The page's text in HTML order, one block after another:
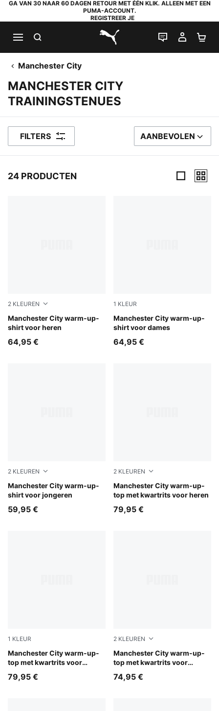
GA VAN 30 NAAR 60 DAGEN RETOUR MET ÉÉN KLIK. ALLEEN MET EEN
PUMA-ACCOUNT.
REGISTREER JE
PUMA.com
LIVE CHAT
MIJN
Manchester City
MANCHESTER CITY
TRAININGSTENUES
FILTERS SORTEER OP
AANBEVOLEN
24 PRODUCTEN
2 KLEUREN
Manchester City warm-up-
shirt voor heren
Icy Blue-Regal Blue
64,95 €
1 KLEUR
Manchester City warm-up-
shirt voor dames
Icy Blue-Regal Blue
64,95 €
2 KLEUREN
Manchester City warm-up-
shirt voor jongeren
Icy Blue-Regal Blue
59,95 €
2 KLEUREN
Manchester City warm-up-
top met kwartrits voor heren
Icy Blue-Regal Blue
79,95 €
1 KLEUR
Manchester City warm-up-
top met kwartrits voor
Icy Blue-Regal Blue
79,95 €
2 KLEUREN
Manchester City warm-up-
top met kwartrits voor
Icy Blue-Regal Blue
74,95 €